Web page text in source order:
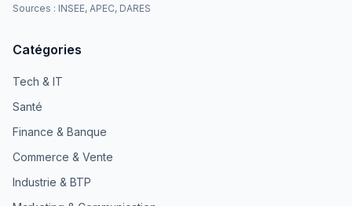
Sources : INSEE, APEC, DARES
Catégories
Tech & IT
Santé
Finance & Banque
Commerce & Vente
Industrie & BTP